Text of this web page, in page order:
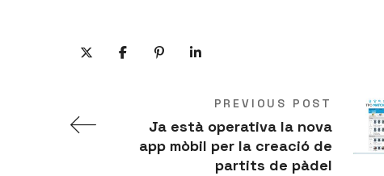
PREVIOUS POST
Ja està operativa la nova
app mòbil per la creació de
partits de pàdel